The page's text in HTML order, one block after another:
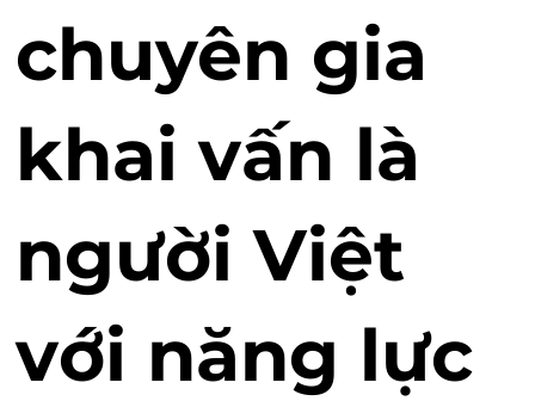
chuyên gia
khai vấn là
người Việt
với năng lực